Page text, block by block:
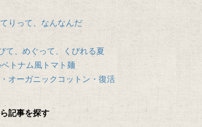
りって、なんなんだ
、めぐって、くびれる夏
トナム風トマト麺
オーガニックコットン・復活
記事を探す